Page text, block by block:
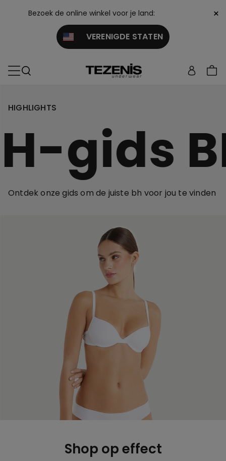
HIGHLIGHTS
gids
Ontdek onze gids om de juiste bh voor jou te vinden
Shop op effect
Bezoek de online winkel voor je land:
VERENIGDE STATEN
×